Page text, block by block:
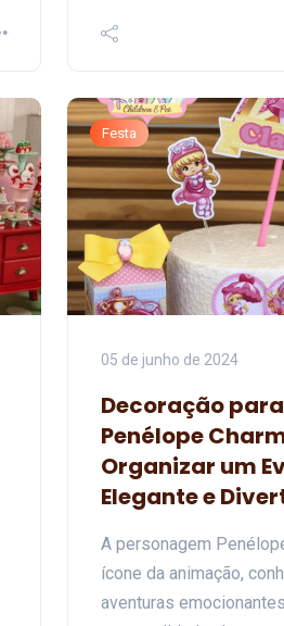
Festa
05 de junho de 2024
Decoração
Penélope
Organizar um
Elegante e
A personagem
ícone da animação,
aventuras